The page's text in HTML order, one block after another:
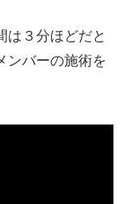
は３分ほどだと
ンバーの施術を